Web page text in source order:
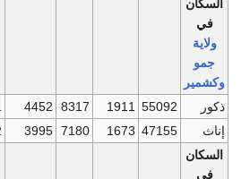
21765
5672
6756
10333
40264
17960
4626
5821
9027
34711